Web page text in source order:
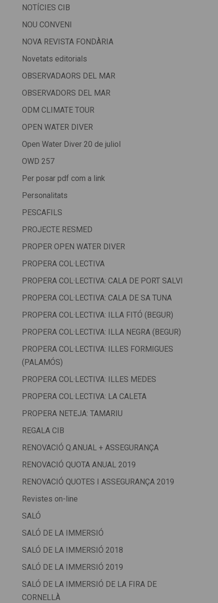
NOTÍCIES CIB
NOU CONVENI
NOVA REVISTA FONDÀRIA
Novetats editorials
OBSERVADAORS DEL MAR
OBSERVADORS DEL MAR
ODM CLIMATE TOUR
OPEN WATER DIVER
Open Water Diver 20 de juliol
OWD 257
Per posar pdf com a link
Personalitats
PESCAFILS
PROJECTE RESMED
PROPER OPEN WATER DIVER
PROPERA COL·LECTIVA
PROPERA COL·LECTIVA: CALA DE PORT SALVI
PROPERA COL·LECTIVA: CALA DE SA TUNA
PROPERA COL·LECTIVA: ILLA FITÓ (BEGUR)
PROPERA COL·LECTIVA: ILLA NEGRA (BEGUR)
PROPERA COL·LECTIVA: ILLES FORMIGUES
(PALAMÓS)
PROPERA COL·LECTIVA: ILLES MEDES
PROPERA COL·LECTIVA: LA CALETA
PROPERA NETEJA: TAMARIU
REGALA CIB
RENOVACIÓ Q.ANUAL + ASSEGURANÇA
RENOVACIÓ QUOTA ANUAL 2019
RENOVACIÓ QUOTES I ASSEGURANÇA 2019
Revistes on-line
SALÓ
SALÓ DE LA IMMERSIÓ
SALÓ DE LA IMMERSIÓ 2018
SALÓ DE LA IMMERSIÓ 2019
SALÓ DE LA IMMERSIÓ DE LA FIRA DE
CORNELLÀ